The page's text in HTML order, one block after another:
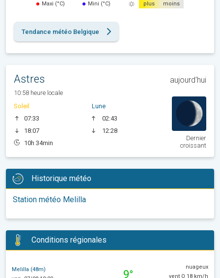
Maxi (°C) Mini (°C) plus moins
Tendance météo Belgique
Astres aujourd'hui
10:58 heure locale
Soleil
07:33
18:07
10h 34min
Lune
02:43
12:28
Dernier
croissant
Historique météo
Station météo Melilla
Conditions régionales
Melilla (48m)
9°
nuageux
vent O 18 km/h